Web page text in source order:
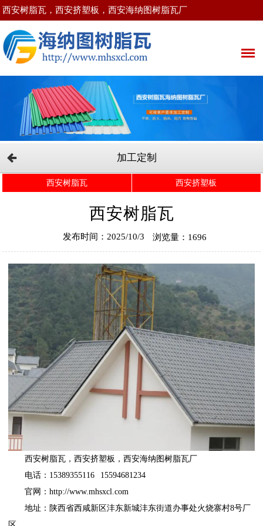
西安树脂瓦，西安挤塑板，西安海纳图树脂瓦厂
加工定制
西安树脂瓦 西安挤塑板
西安树脂瓦
发布时间：2025/10/3 浏览量：1696
西安树脂瓦 ，西安挤塑板 ，西安海纳图树脂瓦厂
电话：15389355116 15594681234
官网：http://www.mhsxcl.com
地址：陕西省西咸新区沣东新城沣东街道办事处火烧寨村8号厂